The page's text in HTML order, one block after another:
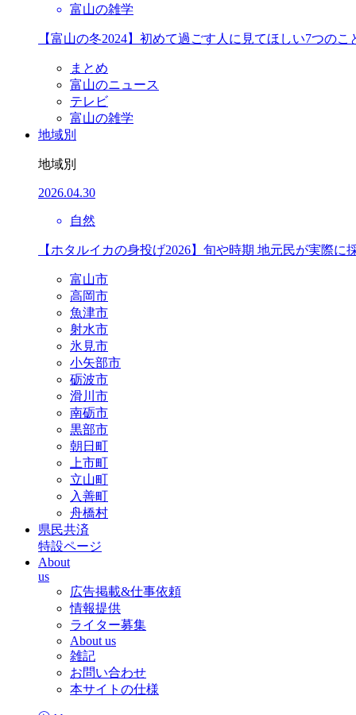
富山の雑学
【富山の冬2024】初めて過ごす人に見てほしい7つのこ
まとめ
富山のニュース
テレビ
富山の雑学
地域別
地域別
2026.04.30
自然
【ホタルイカの身投げ2026】旬や時期 地元民が実際に
富山市
高岡市
魚津市
射水市
氷見市
小矢部市
砺波市
滑川市
南砺市
黒部市
朝日町
上市町
立山町
入善町
舟橋村
県民共済
特設ページ
About
us
広告掲載&仕事依頼
情報提供
ライター募集
About us
雑記
お問い合わせ
本サイトの仕様